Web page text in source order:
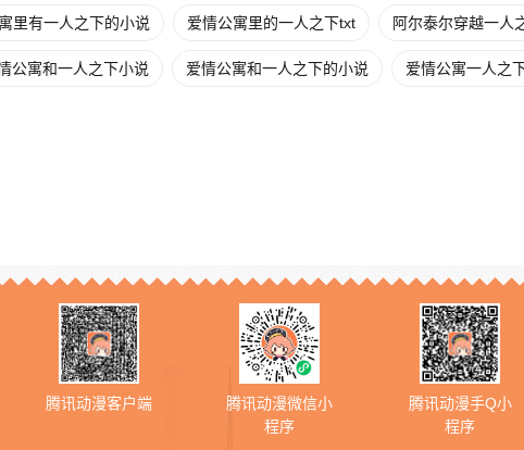
里有一人之下的小说 爱情公寓里的一人之下txt 阿尔泰尔穿越一人
公寓和一人之下小说 爱情公寓和一人之下的小说 爱情公寓一人之
腾讯动漫客户端
腾讯动漫微信小
程序
腾讯动漫手Q小
程序